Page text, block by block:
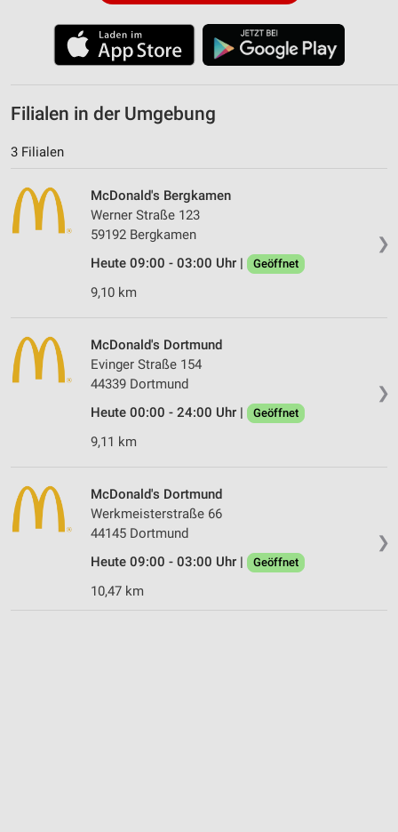
Filialen in der Umgebung
3 Filialen
❯
McDonald's Bergkamen
Werner Straße 123
59192 Bergkamen
Heute 09:00 - 03:00 Uhr |
Geöffnet
9,10 km
❯
McDonald's Dortmund
Evinger Straße 154
44339 Dortmund
Heute 00:00 - 24:00 Uhr |
Geöffnet
9,11 km
❯
McDonald's Dortmund
Werkmeisterstraße 66
44145 Dortmund
Heute 09:00 - 03:00 Uhr |
Geöffnet
10,47 km